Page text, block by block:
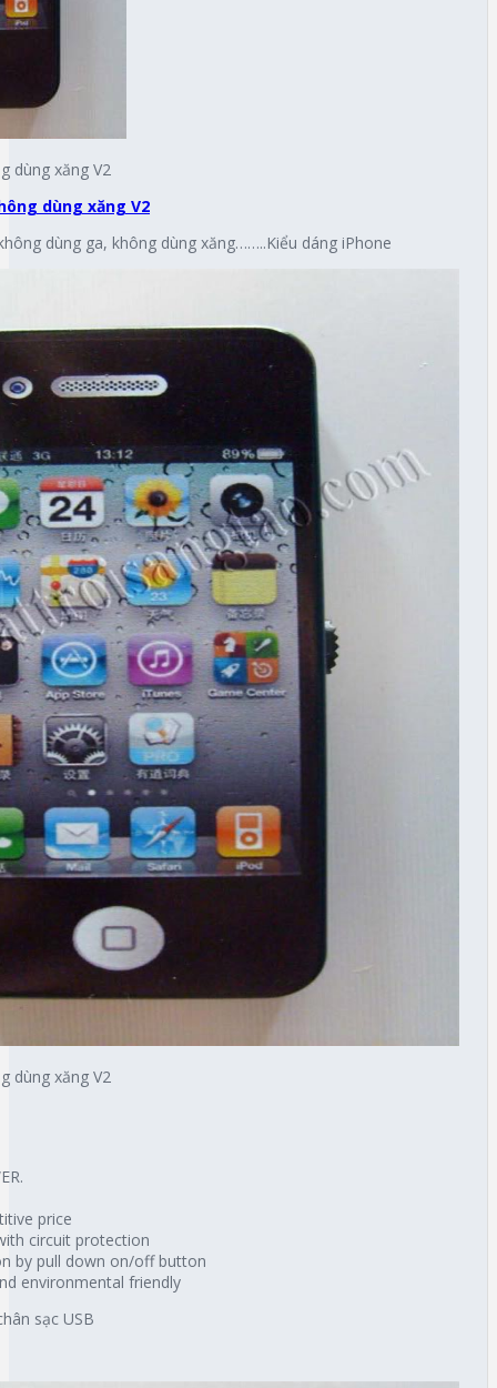
dùng xăng V2
dùng xăng V2
dùng ga, không dùng xăng……..Kiểu dáng iPhone
dùng xăng V2
price
circuit protection
by pull down on/off button
environmental friendly
sạc USB